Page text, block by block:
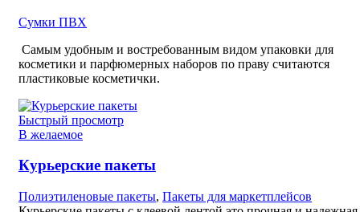
Сумки ПВХ
Самым удобным и востребованным видом упаковки для
косметики и парфюмерных наборов по праву считаются
пластиковые косметички.
Быстрый просмотр
В желаемое
Курьерские пакеты
Полиэтиленовые пакеты, Пакеты для маркетплейсов